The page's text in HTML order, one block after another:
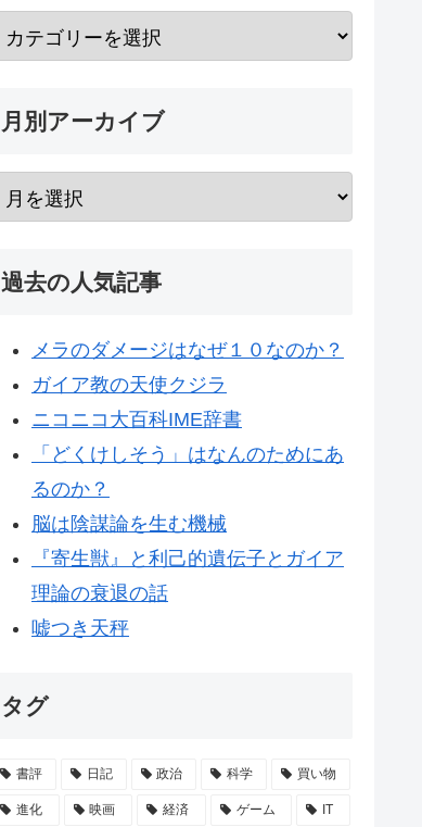
月別アーカイブ
過去の人気記事
メラのダメージはなぜ１０なのか？
ガイア教の天使クジラ
ニコニコ大百科IME辞書
「どくけしそう」はなんのためにあ
るのか？
脳は陰謀論を生む機械
『寄生獣』と利己的遺伝子とガイア
理論の衰退の話
嘘つき天秤
タグ
書評 日記 政治 科学 買い物
進化 映画 経済 ゲーム IT